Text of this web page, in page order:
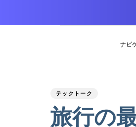
ナビ
PUBLISHED
IN:
テックトーク
旅行の
Author
Published
on: